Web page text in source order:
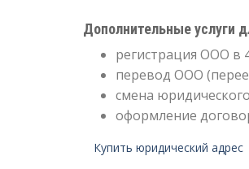
Дополнительные услуги
регистрация ООО
перевод ООО
смена
оформление
Купить юридический адрес